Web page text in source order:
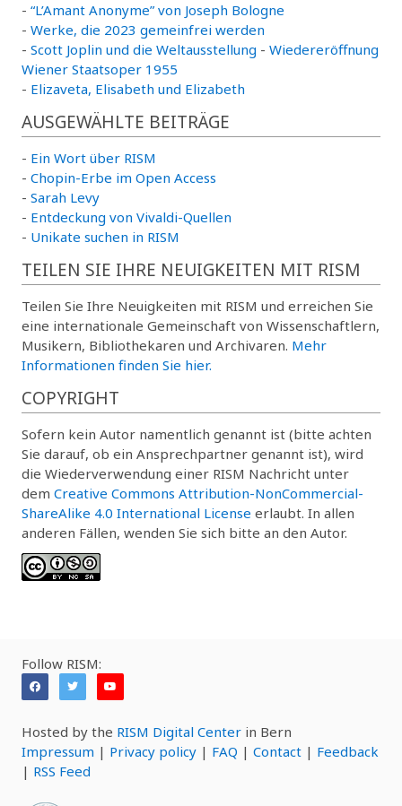
- “L’Amant Anonyme” von Joseph Bologne
- Werke, die 2023 gemeinfrei werden
- Scott Joplin und die Weltausstellung - Wiedereröffnung
Wiener Staatsoper 1955
- Elizaveta, Elisabeth und Elizabeth
AUSGEWÄHLTE BEITRÄGE
- Ein Wort über RISM
- Chopin-Erbe im Open Access
- Sarah Levy
- Entdeckung von Vivaldi-Quellen
- Unikate suchen in RISM
TEILEN SIE IHRE NEUIGKEITEN MIT RISM
Teilen Sie Ihre Neuigkeiten mit RISM und erreichen Sie
eine internationale Gemeinschaft von Wissenschaftlern,
Musikern, Bibliothekaren und Archivaren. Mehr
Informationen finden Sie hier.
COPYRIGHT
Sofern kein Autor namentlich genannt ist (bitte achten
Sie darauf, ob ein Ansprechpartner genannt ist), wird
die Wiederverwendung einer RISM Nachricht unter
dem Creative Commons Attribution-NonCommercial-
ShareAlike 4.0 International License erlaubt. In allen
anderen Fällen, wenden Sie sich bitte an den Autor.
Follow RISM:
Hosted by the RISM Digital Center in Bern
Impressum | Privacy policy | FAQ | Contact | Feedback
| RSS Feed